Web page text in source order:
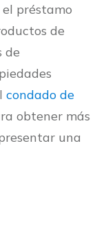
préstamo
de
de
condado de
obtener más
una